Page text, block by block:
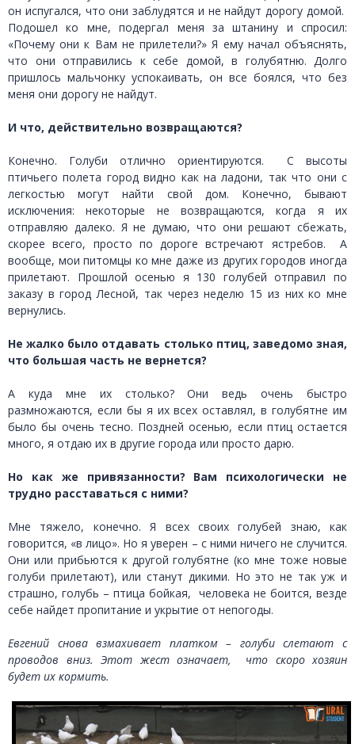
он испугался, что они заблудятся и не найдут дорогу домой.
Подошел ко мне, подергал меня за штанину и спросил:
«Почему они к Вам не прилетели?» Я ему начал объяснять,
что они отправились к себе домой, в голубятню. Долго
пришлось мальчонку успокаивать, он все боялся, что без
меня они дорогу не найдут.
И что, действительно возвращаются?
Конечно. Голуби отлично ориентируются. С высоты
птичьего полета город видно как на ладони, так что они с
легкостью могут найти свой дом. Конечно, бывают
исключения: некоторые не возвращаются, когда я их
отправляю далеко. Я не думаю, что они решают сбежать,
скорее всего, просто по дороге встречают ястребов. А
вообще, мои питомцы ко мне даже из других городов иногда
прилетают. Прошлой осенью я 130 голубей отправил по
заказу в город Лесной, так через неделю 15 из них ко мне
вернулись.
Не жалко было отдавать столько птиц, заведомо зная,
что большая часть не вернется?
А куда мне их столько? Они ведь очень быстро
размножаются, если бы я их всех оставлял, в голубятне им
было бы очень тесно. Поздней осенью, если птиц остается
много, я отдаю их в другие города или просто дарю.
Но как же привязанности? Вам психологически не
трудно расставаться с ними?
Мне тяжело, конечно. Я всех своих голубей знаю, как
говорится, «в лицо». Но я уверен – с ними ничего не случится.
Они или прибьются к другой голубятне (ко мне тоже новые
голуби прилетают), или станут дикими. Но это не так уж и
страшно, голубь – птица бойкая, человека не боится, везде
себе найдет пропитание и укрытие от непогоды.
Евгений снова взмахивает платком – голуби слетают с
проводов вниз. Этот жест означает, что скоро хозяин
будет их кормить.